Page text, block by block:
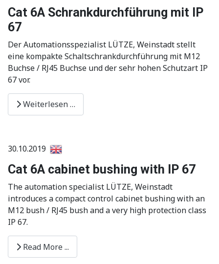
Cat 6A Schrankdurchführung mit IP
67
Der Automationsspezialist LÜTZE, Weinstadt stellt
eine kompakte Schaltschrankdurchführung mit M12
Buchse / RJ45 Buchse und der sehr hohen Schutzart IP
67 vor.
Weiterlesen …
30.10.2019
Cat 6A cabinet bushing with IP 67
The automation specialist LÜTZE, Weinstadt
introduces a compact control cabinet bushing with an
M12 bush / RJ45 bush and a very high protection class
IP 67.
Read More ...